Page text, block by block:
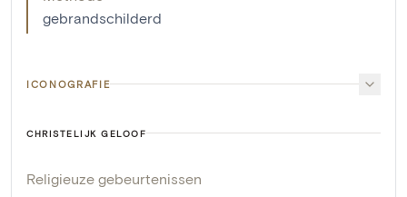
gebrandschilderd
ICONOGRAFIE
CHRISTELIJK GELOOF
Religieuze gebeurtenissen